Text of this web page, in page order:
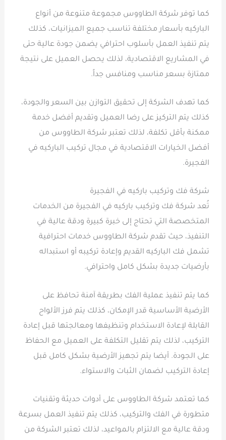
كما توفر شركة الطاووس مجموعة متنوعة من أنواع
الباركيه بأسعار مختلفة تناسب جميع الميزانيات، كذلك
يتم تنفيذ العمل بأسلوب احترافي يضمن جودة عالية حتى
في المشاريع الاقتصادية، لذلك يحصل العميل على نتيجة
ممتازة بسعر مناسب ومنافس جداً.
كما تهدف الشركة إلى تحقيق التوازن بين السعر والجودة،
كذلك يتم التركيز على رضا العميل وتقديم أفضل خدمة
ممكنة بأقل تكلفة، لذلك تعتبر شركة الطاووس من
أفضل الخيارات الاقتصادية في مجال تركيب الباركيه في
الفجيرة.
شركة فك وتركيب باركيه في الفجيرة
تُعد شركة فك وتركيب باركيه في الفجيرة من الخدمات
المتخصصة التي تحتاج إلى خبرة كبيرة ودقة عالية في
التنفيذ، حيث تقدم شركة الطاووس خدمات احترافية
تشمل فك الباركيه القديم وإعادة تركيبه أو استبداله
بأرضيات جديدة بشكل كامل واحترافي.
كما يتم تنفيذ عملية الفك بطريقة آمنة تحافظ على
الأرضية الأساسية قدر الإمكان، كذلك يتم فرز الألواح
القابلة لإعادة الاستخدام وتنظيفها ومعالجتها قبل إعادة
التركيب، لذلك يتم تقليل التكلفة على العميل مع الحفاظ
على الجودة. أيضا يتم تجهيز الأرضية بشكل كامل قبل
إعادة التركيب لضمان الثبات والاستواء.
كما تعتمد شركة الطاووس على أدوات حديثة وتقنيات
متطورة في الفك والتركيب، كذلك يتم تنفيذ العمل بسرعة
ودقة عالية مع الالتزام بالمواعيد، لذلك تعتبر الشركة من